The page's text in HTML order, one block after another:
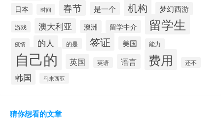
日本 时间 春节 是一个 机构 梦幻西游
游戏 澳大利亚 澳洲 留学中介 留学生
疫情 的人 的是 签证 美国 能力
自己的 英国 英语 语言 费用 还不
韩国 马来西亚
猜你想看的文章